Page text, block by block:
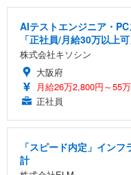
AIテストエンジニア・
「正社員/月給30万以上
株式会社キソシン
大阪府
月給26万2,800円～55
正社員
「スピード内定」イン
計